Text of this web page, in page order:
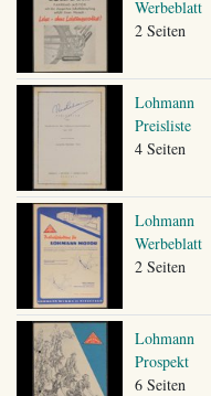
Werbeblatt
2 Seiten
Lohmann
Preisliste
4 Seiten
Lohmann
Werbeblatt
2 Seiten
Lohmann
Prospekt
6 Seiten